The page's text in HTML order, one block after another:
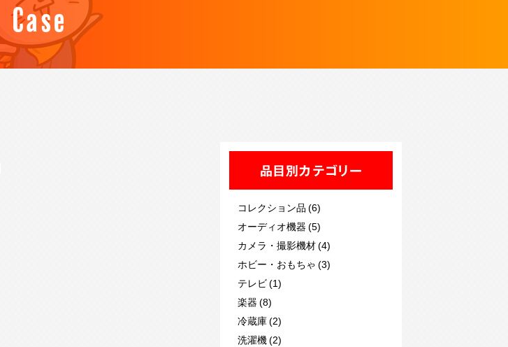
Case
品目別カテゴリー
コレクション品 (6)
オーディオ機器 (5)
カメラ・撮影機材 (4)
ホビー・おもちゃ (3)
テレビ (1)
楽器 (8)
冷蔵庫 (2)
洗濯機 (2)